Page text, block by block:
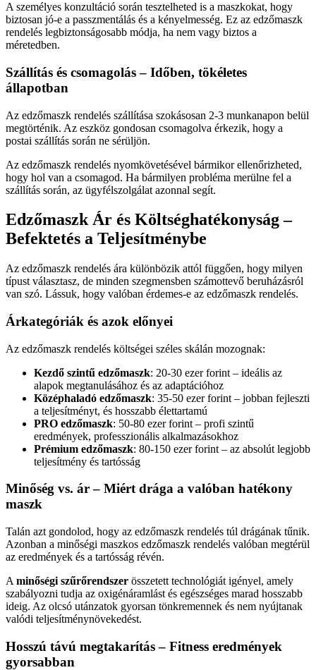
A személyes konzultáció során tesztelheted is a maszkokat, hogy
biztosan jó-e a passzmentálás és a kényelmesség. Ez az edzőmaszk
rendelés legbiztonságosabb módja, ha nem vagy biztos a
méretedben.
Szállítás és csomagolás – Időben, tökéletes
állapotban
Az edzőmaszk rendelés szállítása szokásosan 2-3 munkanapon belül
megtörténik. Az eszköz gondosan csomagolva érkezik, hogy a
postai szállítás során ne sérüljön.
Az edzőmaszk rendelés nyomkövetésével bármikor ellenőrizheted,
hogy hol van a csomagod. Ha bármilyen probléma merülne fel a
szállítás során, az ügyfélszolgálat azonnal segít.
Edzőmaszk Ár és Költséghatékonyság –
Befektetés a Teljesítménybe
Az edzőmaszk rendelés ára különbözik attól függően, hogy milyen
típust választasz, de minden szegmensben számottevő beruházásról
van szó. Lássuk, hogy valóban érdemes-e az edzőmaszk rendelés.
Árkategóriák és azok előnyei
Az edzőmaszk rendelés költségei széles skálán mozognak:
Kezdő szintű edzőmaszk: 20-30 ezer forint – ideális az
alapok megtanulásához és az adaptációhoz
Középhaladó edzőmaszk: 35-50 ezer forint – jobban fejleszti
a teljesítményt, és hosszabb élettartamú
PRO edzőmaszk: 50-80 ezer forint – profi szintű
eredmények, professzionális alkalmazásokhoz
Prémium edzőmaszk: 80-150 ezer forint – az absolút legjobb
teljesítmény és tartósság
Minőség vs. ár – Miért drága a valóban hatékony
maszk
Talán azt gondolod, hogy az edzőmaszk rendelés túl drágának tűnik.
Azonban a minőségi maszkos edzőmaszk rendelés valóban megtérül
az eredmények és a tartósság révén.
A minőségi szűrőrendszer összetett technológiát igényel, amely
szabályozni tudja az oxigénáramlást és egészséges marad hosszabb
ideig. Az olcsó utánzatok gyorsan tönkremennek és nem nyújtanak
valódi teljesítménynövekedést.
Hosszú távú megtakarítás – Fitness eredmények
gyorsabban